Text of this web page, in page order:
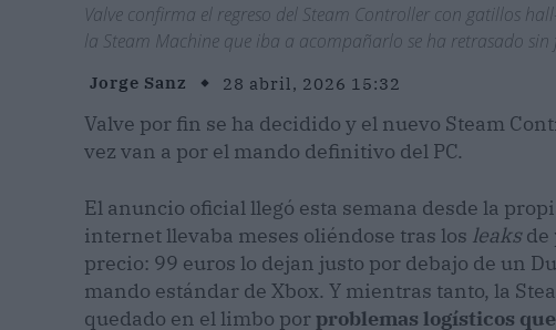
Valve confirma el regreso del Steam Controller con gatillos
la Steam Machine que iba a acompañarlo se ha retrasado
Jorge Sanz 28 abril, 2026 15:32
Valve por fin se ha decidido y el nuevo Steam
vez van a por el mando definitivo del PC.
El anuncio oficial llegó esta semana desde la
internet llevaba meses oliéndose tras los leaksde
precio: 99 euros lo dejan justo por debajo de un
mando estándar de Xbox. Y mientras tanto, la
quedado en el limbo porproblemas logísticos